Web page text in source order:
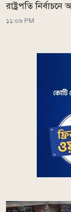
রাষ্ট্রপতি
১১:০৬ PM